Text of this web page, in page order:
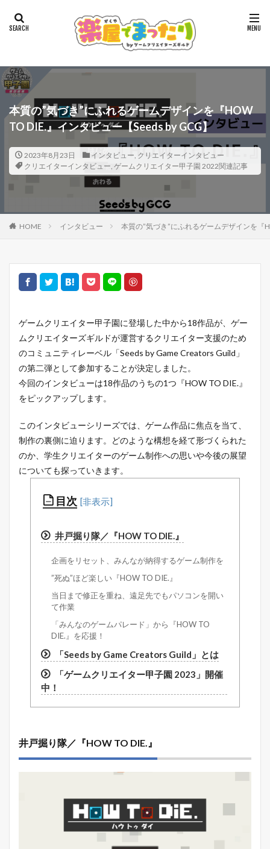
本質の”気づき”にふれるゲームデザインを『HOW
TO DIE.』インタビュー【Seeds by GCG】
2023年8月23日 インタビュー, クリエイターインタビュー
クリエイターインタビュー, ゲームクリエイター甲子園 2022関連記事
HOME インタビュー 本質の”気づき”にふれるゲームデザインを『
ゲームクリエイター甲子園に登場した中から18作品が、ゲー
ムクリエイターズギルドが運営するクリエイター支援のため
のコミュニティレーベル「Seeds by Game Creators Guild」
の第二弾として参加することが決定しました。
今回のインタビューは18作品のうちの1つ『HOW TO DIE.』
をピックアップします。
このインタビューシリーズでは、ゲーム作品に焦点を当て、
制作の裏側に迫ります。どのような構想を経て形づくられた
のか、学生クリエイターのゲーム制作への思いや今後の展望
についても探っていきます。
目次
井戸掘り隊／『HOW TO DIE.』
企画をリセット、みんなが納得するゲーム制作を
”死ぬ”ほど楽しい『HOW TO DIE.』
当日まで修正を重ね、遠足先でもパソコンを開い
て作業
「みんなのゲームパレード」から『HOW TO
DIE.』を応援！
「Seeds by Game Creators Guild」とは
「ゲームクリエイター甲子園 2023」開催
中！
井戸掘り隊／『HOW TO DIE.』